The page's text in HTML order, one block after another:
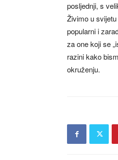
posljednji, s
Živimo u
popularni i
za one koji se
razini kako
okruženju.